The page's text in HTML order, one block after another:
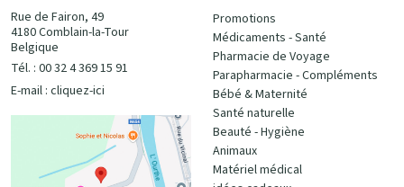
Rue de Fairon, 49
4180 Comblain-la-Tour
Belgique
Tél. : 00 32 4 369 15 91
E-mail : cliquez-ici
Promotions
Médicaments - Santé
Pharmacie de Voyage
Parapharmacie - Compléments
Bébé & Maternité
Santé naturelle
Beauté - Hygiène
Animaux
Matériel médical